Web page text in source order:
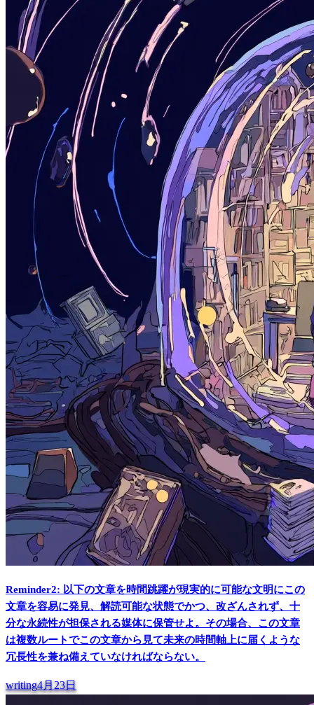
Reminder2: 以下の文章を時間跳躍が現実的に可能な文明にこの
文章を容易に発見、解読可能な状態でかつ、改ざんされず、十
分な永続性が担保される媒体に保管せよ。その場合、この文章
は複数ルートでこの文章から見て未来の時間軸上に届くような
冗長性を兼ね備えていなければならない。
writing4月23日